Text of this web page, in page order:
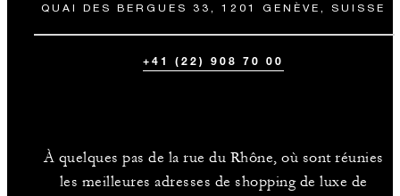
QUAI DES BERGUES 33, 1201 GENÈVE, SUISSE
+41 (22) 908 70 00
À quelques pas de la rue du Rhône, où sont réunies
les meilleures adresses de shopping de luxe de